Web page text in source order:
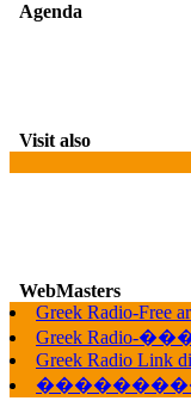
Agenda
Visit also
WebMasters
Greek Radio-Free
Greek Radio-
Greek Radio Link